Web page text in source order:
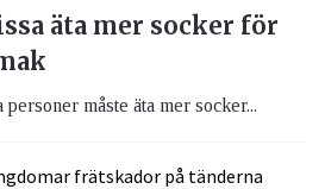
äta mer socker för
måste äta mer socker...